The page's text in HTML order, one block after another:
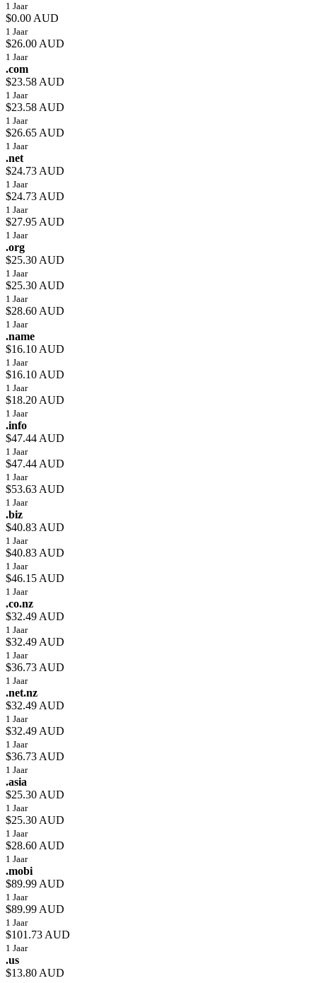
1 Jaar
$0.00 AUD
1 Jaar
$26.00 AUD
1 Jaar
.com
$23.58 AUD
1 Jaar
$23.58 AUD
1 Jaar
$26.65 AUD
1 Jaar
.net
$24.73 AUD
1 Jaar
$24.73 AUD
1 Jaar
$27.95 AUD
1 Jaar
.org
$25.30 AUD
1 Jaar
$25.30 AUD
1 Jaar
$28.60 AUD
1 Jaar
.name
$16.10 AUD
1 Jaar
$16.10 AUD
1 Jaar
$18.20 AUD
1 Jaar
.info
$47.44 AUD
1 Jaar
$47.44 AUD
1 Jaar
$53.63 AUD
1 Jaar
.biz
$40.83 AUD
1 Jaar
$40.83 AUD
1 Jaar
$46.15 AUD
1 Jaar
.co.nz
$32.49 AUD
1 Jaar
$32.49 AUD
1 Jaar
$36.73 AUD
1 Jaar
.net.nz
$32.49 AUD
1 Jaar
$32.49 AUD
1 Jaar
$36.73 AUD
1 Jaar
.asia
$25.30 AUD
1 Jaar
$25.30 AUD
1 Jaar
$28.60 AUD
1 Jaar
.mobi
$89.99 AUD
1 Jaar
$89.99 AUD
1 Jaar
$101.73 AUD
1 Jaar
.us
$13.80 AUD